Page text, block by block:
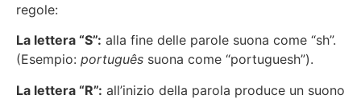
regole:
La lettera “S”: alla fine delle parole suona come “sh”.
(Esempio: português suona come “portuguesh”).
La lettera “R”: all’inizio della parola produce un suono